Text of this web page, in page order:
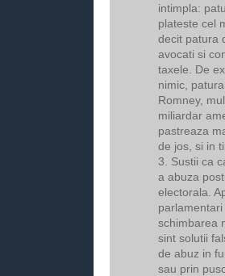
intimpla:
plateste cel
decit patura
avocati si
taxele. De
nimic,
Romney,
miliardar
pastreaza
de jos, si in
3. Sustii ca
a abuza
electorala.
schimbarea
sint solutii
de abuz in
sau prin